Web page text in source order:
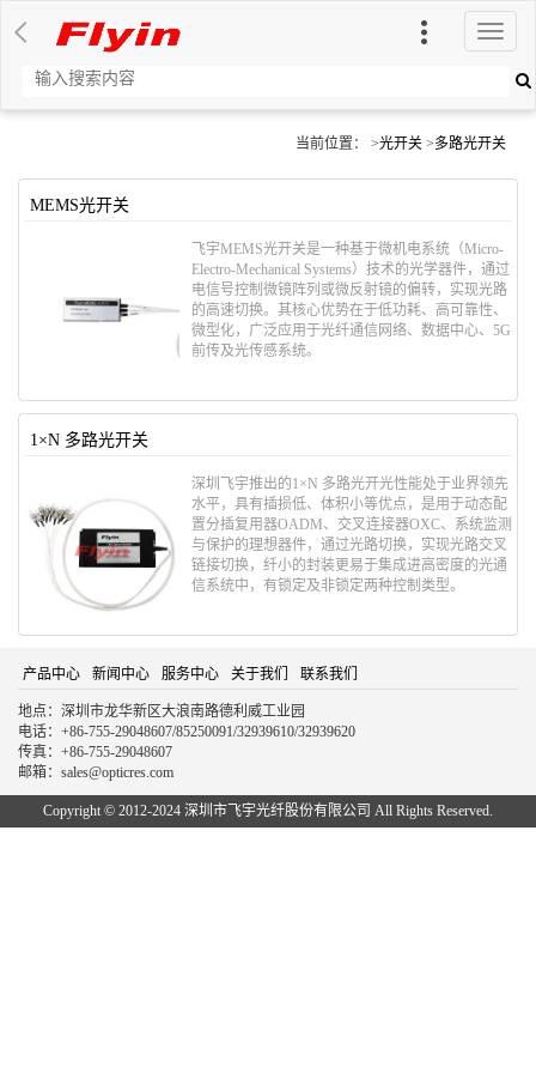
切
换
当前位置： >光开关 >多路光开关
MEMS光开关
飞宇MEMS光开关是一种基于​​微机电系统（Micro-
Electro-Mechanical Systems）技术​​的光学器件，通过
电信号控制微镜阵列或微反射镜的偏转，实现光路
的高速切换。其核心优势在于​​低功耗、高可靠性、
微型化​​，广泛应用于光纤通信网络、数据中心、5G
前传及光传感系统。
1×N 多路光开关
深圳飞宇推出的1×N 多路光开光性能处于业界领先
水平，具有插损低、体积小等优点，是用于动态配
置分插复用器OADM、交叉连接器OXC、系统监测
与保护的理想器件，通过光路切换，实现光路交叉
链接切换，纤小的封装更易于集成进高密度的光通
信系统中，有锁定及非锁定两种控制类型。
产品中心 新闻中心 服务中心 关于我们 联系我们
地点：深圳市龙华新区大浪南路德利威工业园
电话：+86-755-29048607/85250091/32939610/32939620
传真：+86-755-29048607
邮箱：sales@opticres.com
Copyright © 2012-2024 深圳市飞宇光纤股份有限公司 All Rights Reserved.